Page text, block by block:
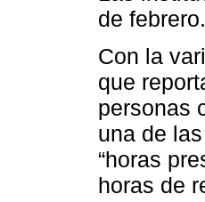
de
Con la
que
personas
una de
“horas
horas de